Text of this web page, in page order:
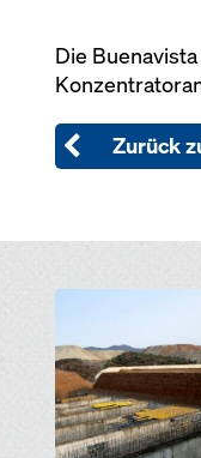
Die
Zurück